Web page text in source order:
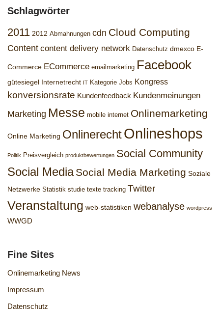
Schlagwörter
2011 2012 Abmahnungen cdn Cloud Computing
Content content delivery network Datenschutz dmexco E-
Commerce ECommerce emailmarketing Facebook
gütesiegel Internetrecht IT Kategorie Jobs Kongress
konversionsrate Kundenfeedback Kundenmeinungen
Marketing Messe mobile internet Onlinemarketing
Online Marketing OnlinerechtOnlineshops
Politik Preisvergleich produktbewertungen Social Community
Social Media Social Media Marketing Soziale
Netzwerke Statistik studie texte tracking Twitter
Veranstaltung web-statistiken webanalyse wordpress
WWGD
Fine Sites
Onlinemarketing News
Impressum
Datenschutz